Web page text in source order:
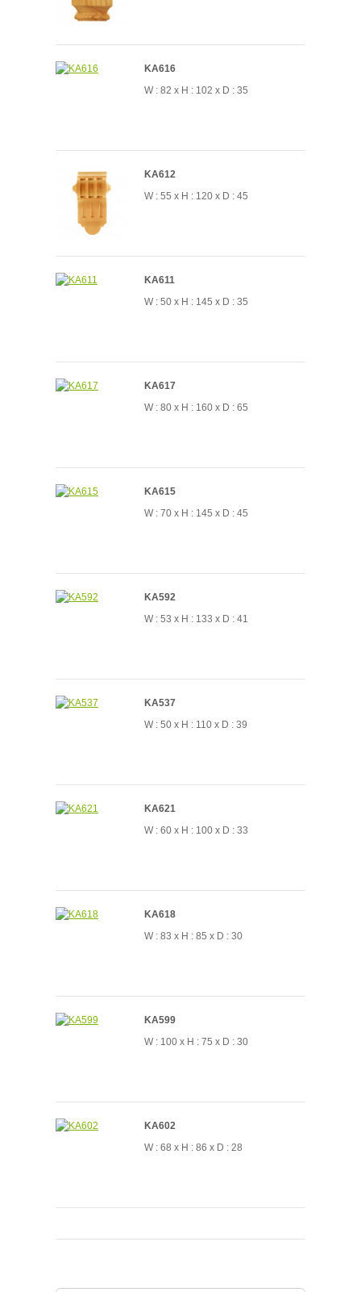
KA616
W : 82 x H : 102 x D : 35
KA612
W : 55 x H : 120 x D : 45
KA611
W : 50 x H : 145 x D : 35
KA617
W : 80 x H : 160 x D : 65
KA615
W : 70 x H : 145 x D : 45
KA592
W : 53 x H : 133 x D : 41
KA537
W : 50 x H : 110 x D : 39
KA621
W : 60 x H : 100 x D : 33
KA618
W : 83 x H : 85 x D : 30
KA599
W : 100 x H : 75 x D : 30
KA602
W : 68 x H : 86 x D : 28